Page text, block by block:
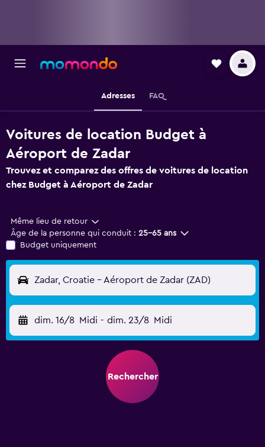
Adresses FAQ
Voitures de location Budget à
Aéroport de Zadar
Trouvez et comparez des offres de voitures de location
chez Budget à Aéroport de Zadar
Même lieu de retour
Âge de la personne qui conduit : 25-65 ans
Budget uniquement
Zadar, Croatie - Aéroport de Zadar (ZAD)
dim. 16/8 Midi - dim. 23/8 Midi
Rechercher